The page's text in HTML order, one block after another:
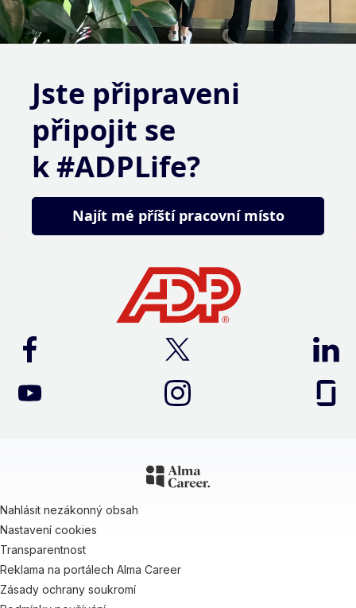
Jste připraveni
připojit se
k #ADPLife?
Najít mé příští pracovní místo
Nahlásit nezákonný obsah
Nastavení cookies
Transparentnost
Reklama na portálech Alma Career
Zásady ochrany soukromí